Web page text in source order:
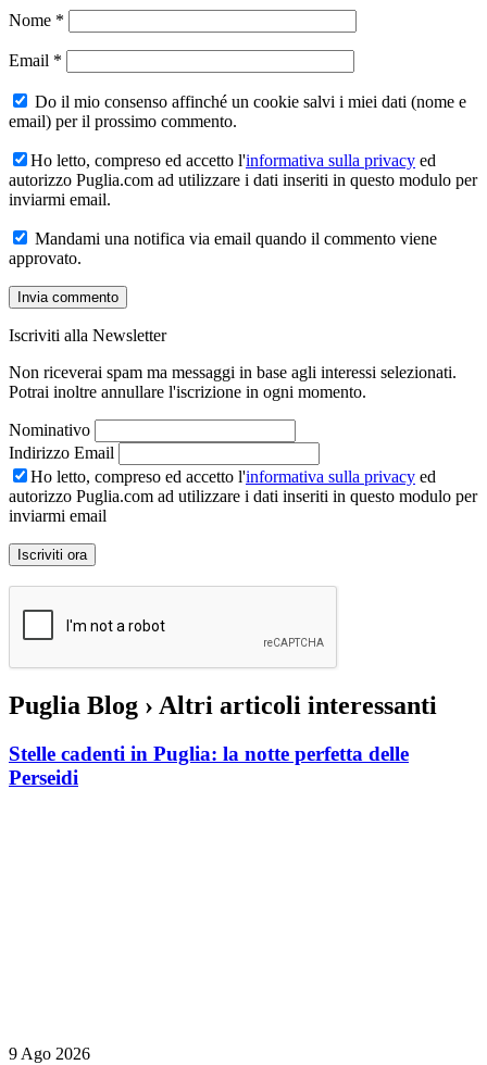
Nome *
Email *
Do il mio consenso affinché un cookie salvi i miei dati (nome e
email) per il prossimo commento.
Ho letto, compreso ed accetto l'informativa sulla privacy ed
autorizzo Puglia.com ad utilizzare i dati inseriti in questo modulo per
inviarmi email.
Mandami una notifica via email quando il commento viene
approvato.
Iscriviti alla Newsletter
Non riceverai spam ma messaggi in base agli interessi selezionati.
Potrai inoltre annullare l'iscrizione in ogni momento.
Nominativo
Indirizzo Email
Ho letto, compreso ed accetto l'informativa sulla privacy ed
autorizzo Puglia.com ad utilizzare i dati inseriti in questo modulo per
inviarmi email
Puglia Blog › Altri articoli interessanti
Stelle cadenti in Puglia: la notte perfetta delle
Perseidi
9 Ago 2026